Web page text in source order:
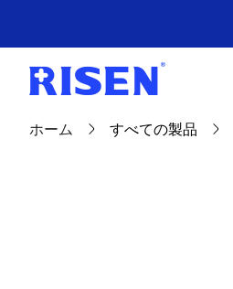
ホーム すべての製品